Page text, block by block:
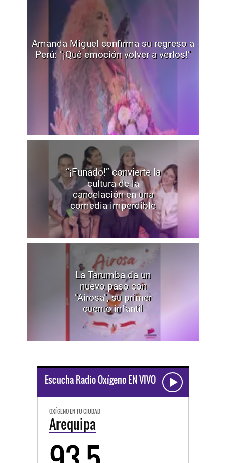
Amanda Miguel confirma su regreso a
Perú: "¡Qué emoción volver a verlos!"
“¡Funado!” convierte la
cultura de la
cancelación en una
comedia imperdible
La Tarumba da un
nuevo paso con
"Airosa", su primer
cuento infantil
Escucha Radio Oxígeno EN VIVO
OXÍGENO EN TU CIUDAD
Arequipa